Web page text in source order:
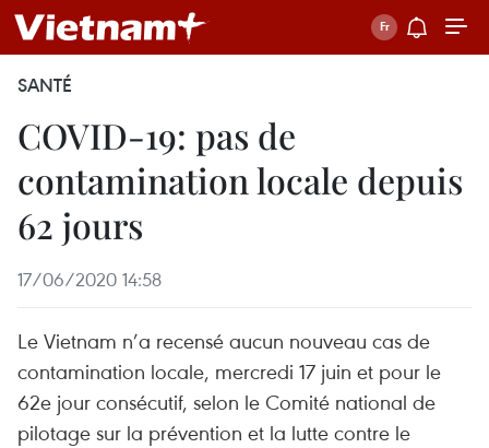
SANTÉ
COVID-19: pas de
contamination locale depuis
62 jours
17/06/2020 14:58
Le Vietnam n’a recensé aucun nouveau cas de
contamination locale, mercredi 17 juin et pour le
62e jour consécutif, selon le Comité national de
pilotage sur la prévention et la lutte contre le